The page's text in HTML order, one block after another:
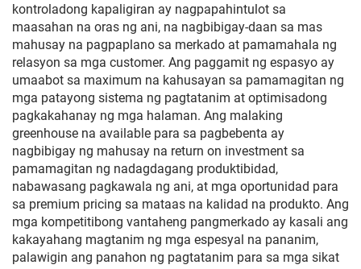
kontroladong kapaligiran ay nagpapahintulot sa
maasahan na oras ng ani, na nagbibigay-daan sa mas
mahusay na pagpaplano sa merkado at pamamahala ng
relasyon sa mga customer. Ang paggamit ng espasyo ay
umaabot sa maximum na kahusayan sa pamamagitan ng
mga patayong sistema ng pagtatanim at optimisadong
pagkakahanay ng mga halaman. Ang malaking
greenhouse na available para sa pagbebenta ay
nagbibigay ng mahusay na return on investment sa
pamamagitan ng nadagdagang produktibidad,
nabawasang pagkawala ng ani, at mga oportunidad para
sa premium pricing sa mataas na kalidad na produkto. Ang
mga kompetitibong vantaheng pangmerkado ay kasali ang
kakayahang magtanim ng mga espesyal na pananim,
palawigin ang panahon ng pagtatanim para sa mga sikat